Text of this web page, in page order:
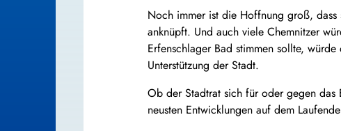
Noch immer ist die Hoffnung groß, dass
anknüpft. Und auch viele Chemnitzer
Erfenschlager Bad stimmen sollte,
Unterstützung der Stadt.
Ob der Stadtrat sich für oder gegen
neusten Entwicklungen auf dem